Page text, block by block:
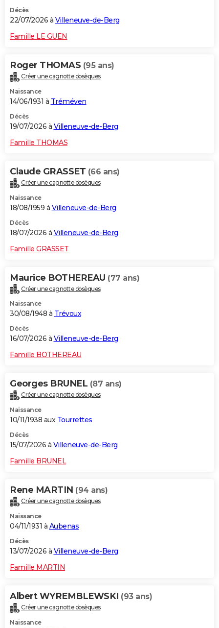
S'inscrire
Se connecter
Lycées
Collèges
Primaires
Universités
Entreprises
Service militaire
Avis de recherche
AVIS DE DÉCÈS
Décès
22/07/2026 à Villeneuve-de-Berg
Famille LE GUEN
Roger THOMAS (95 ans)
Créer une cagnotte obsèques
Naissance
14/06/1931 à Tréméven
Décès
19/07/2026 à Villeneuve-de-Berg
Famille THOMAS
Claude GRASSET (66 ans)
Créer une cagnotte obsèques
Naissance
18/08/1959 à Villeneuve-de-Berg
Décès
18/07/2026 à Villeneuve-de-Berg
Famille GRASSET
Maurice BOTHEREAU (77 ans)
Créer une cagnotte obsèques
Naissance
30/08/1948 à Trévoux
Décès
16/07/2026 à Villeneuve-de-Berg
Famille BOTHEREAU
Georges BRUNEL (87 ans)
Créer une cagnotte obsèques
Naissance
10/11/1938 aux Tourrettes
Décès
15/07/2026 à Villeneuve-de-Berg
Famille BRUNEL
Rene MARTIN (94 ans)
Créer une cagnotte obsèques
Naissance
04/11/1931 à Aubenas
Décès
13/07/2026 à Villeneuve-de-Berg
Famille MARTIN
Albert WYREMBLEWSKI (93 ans)
Créer une cagnotte obsèques
Naissance